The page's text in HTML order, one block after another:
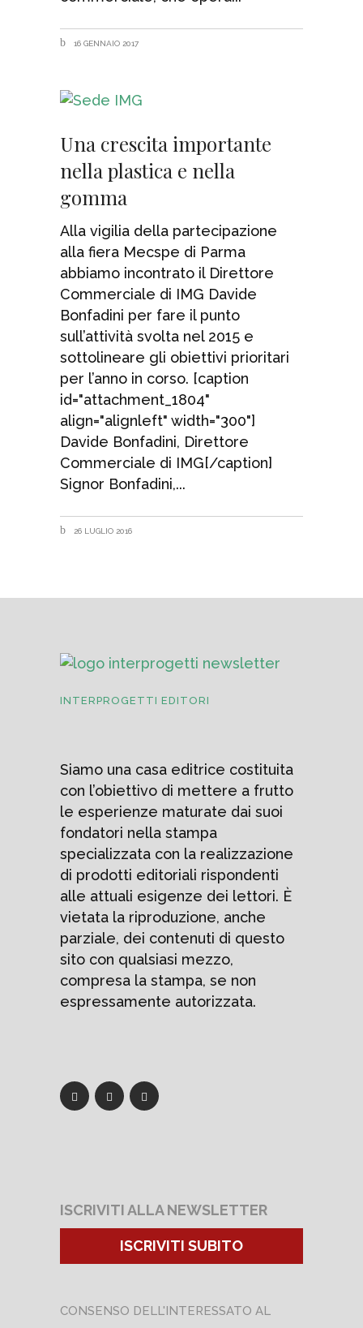
16 GENNAIO 2017
Una crescita importante
nella plastica e nella
gomma
Alla vigilia della partecipazione
alla fiera Mecspe di Parma
abbiamo incontrato il Direttore
Commerciale di IMG Davide
Bonfadini per fare il punto
sull’attività svolta nel 2015 e
sottolineare gli obiettivi prioritari
per l’anno in corso. [caption
id="attachment_1804"
align="alignleft" width="300"]
Davide Bonfadini, Direttore
Commerciale di IMG[/caption]
Signor Bonfadini,
26 LUGLIO 2016
INTERPROGETTI EDITORI
Siamo una casa editrice costituita
con l’obiettivo di mettere a frutto
le esperienze maturate dai suoi
fondatori nella stampa
specializzata con la realizzazione
di prodotti editoriali rispondenti
alle attuali esigenze dei lettori. È
vietata la riproduzione, anche
parziale, dei contenuti di questo
sito con qualsiasi mezzo,
compresa la stampa, se non
espressamente autorizzata.
ISCRIVITI ALLA NEWSLETTER
ISCRIVITI SUBITO
CONSENSO DELL'INTERESSATO AL